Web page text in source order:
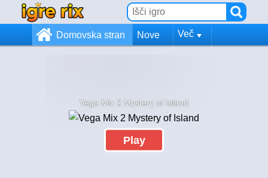
Domovska stran Nove Več
Vega Mix 2 Mystery of Island
Play